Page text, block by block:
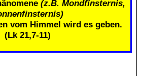
(z.B. Mondfinsternis,
vom Himmel wird es geben.
(Lk 21,7-11)